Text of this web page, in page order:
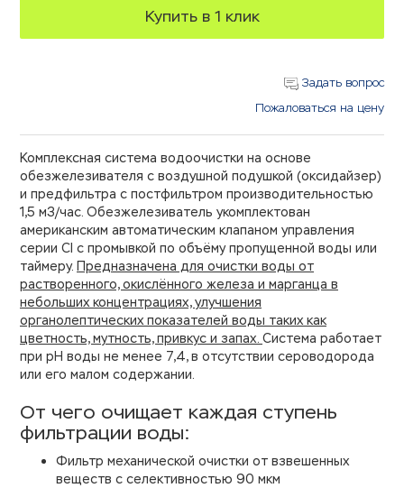
Купить в 1 клик
Задать вопрос
Пожаловаться на цену
Комплексная система водоочистки на основе
обезжелезивателя с воздушной подушкой (оксидайзер)
и предфильтра с постфильтром производительностью
1,5 м3/час. Обезжелезиватель укомплектован
американским автоматическим клапаном управления
серии CI с промывкой по объёму пропущенной воды или
таймеру. Предназначена для очистки воды от
растворенного, окислённого железа и марганца в
небольших концентрациях, улучшения
органолептических показателей воды таких как
цветность, мутность, привкус и запах. Система работает
при рН воды не менее 7,4, в отсутствии сероводорода
или его малом содержании.
От чего очищает каждая ступень
фильтрации воды:
Фильтр механической очистки от взвешенных
веществ с селективностью 90 мкм